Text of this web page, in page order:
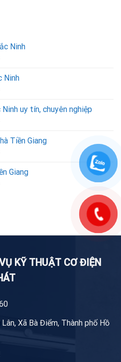
Ninh
Ninh
uy tín, chuyên nghiệp
Tiền Giang
Giang
KỸ THUẬT CƠ ĐIỆN
Xã Bà Điểm, Thành phố Hồ